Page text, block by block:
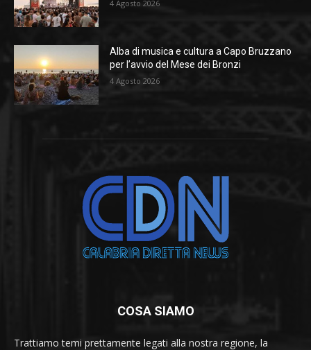
4 Agosto 2026
Alba di musica e cultura a Capo Bruzzano
per l’avvio del Mese dei Bronzi
4 Agosto 2026
COSA SIAMO
Trattiamo temi prettamente legati alla nostra regione, la